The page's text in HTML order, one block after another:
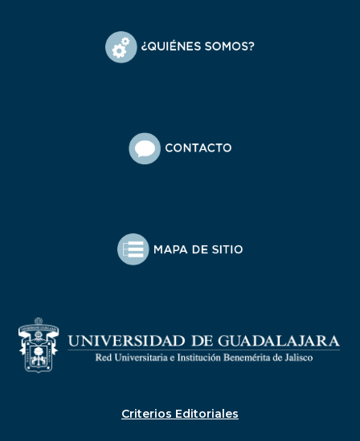
Criterios Editoriales